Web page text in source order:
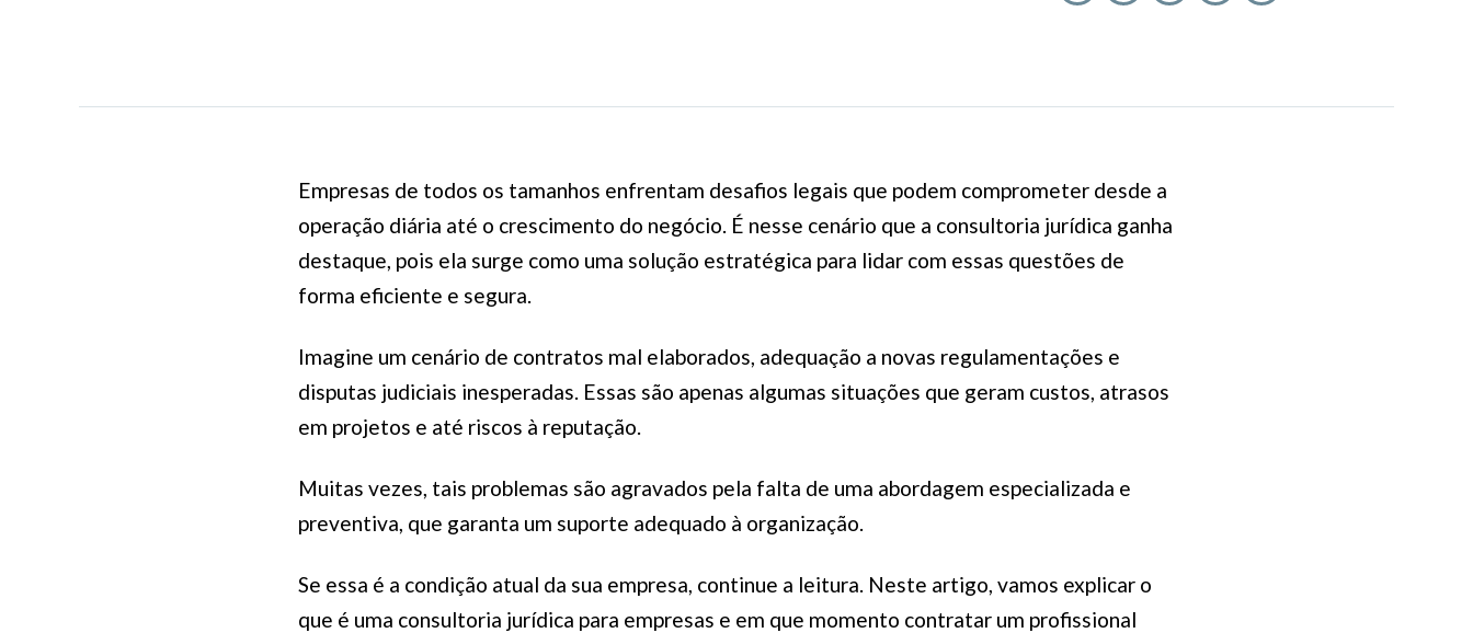
Empresas de todos os tamanhos enfrentam desafios legais que podem comprometer desde a
operação diária até o crescimento do negócio. É nesse cenário que a consultoria jurídica ganha
destaque, pois ela surge como uma solução estratégica para lidar com essas questões de
forma eficiente e segura.
Imagine um cenário de contratos mal elaborados, adequação a novas regulamentações e
disputas judiciais inesperadas. Essas são apenas algumas situações que geram custos, atrasos
em projetos e até riscos à reputação.
Muitas vezes, tais problemas são agravados pela falta de uma abordagem especializada e
preventiva, que garanta um suporte adequado à organização.
Se essa é a condição atual da sua empresa, continue a leitura. Neste artigo, vamos explicar o
que é uma consultoria jurídica para empresas e em que momento contratar um profissional